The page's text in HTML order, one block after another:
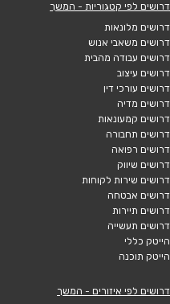
דרושים לפי קטגוריות - המשך
דרושים מלונאות
דרושים משאבי אנוש
דרושים עבודה מהבית
דרושים עיצוב
דרושים עורכי דין
דרושים מדיה
דרושים קמעונאות
דרושים תחבורה
דרושים רפואה
דרושים שיווק
דרושים שירות לקוחות
דרושים אבטחה
דרושים תיירות
דרושים תעשייה
הייטק כללי
הייטק תוכנה
דרושים לפי איזורים - המשך